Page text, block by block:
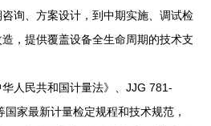
咨询、方案设计，到中期实施、调试检
，提供覆盖设备全生命周期的技术支
华人民共和国计量法》、JJG 781-
家最新计量检定规程和技术规范，